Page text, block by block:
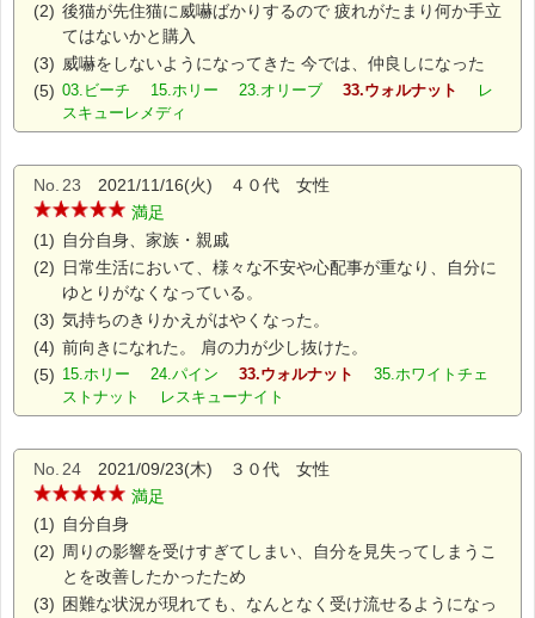
(2) 後猫が先住猫に威嚇ばかりするので 疲れがたまり何か手立
てはないかと購入
(3) 威嚇をしないようになってきた 今では、仲良しになった
(5) 03.ビーチ 15.ホリー 23.オリーブ 33.ウォルナット
レ
スキューレメディ
No. 23 2021/11/16(火) ４０代 女性
満足
(1) 自分自身、家族・親戚
(2) 日常生活において、様々な不安や心配事が重なり、自分に
ゆとりがなくなっている。
(3) 気持ちのきりかえがはやくなった。
(4) 前向きになれた。 肩の力が少し抜けた。
(5) 15.ホリー 24.パイン 33.ウォルナット
35.ホワイトチェ
ストナット レスキューナイト
No. 24 2021/09/23(木) ３０代 女性
満足
(1) 自分自身
(2) 周りの影響を受けすぎてしまい、自分を見失ってしまうこ
とを改善したかったため
(3) 困難な状況が現れても、なんとなく受け流せるようになっ